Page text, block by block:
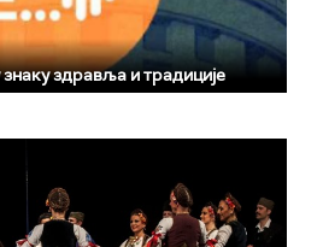
здравља и традиције